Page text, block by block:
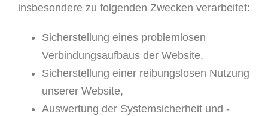
insbesondere zu folgenden Zwecken verarbeitet:
Sicherstellung eines problemlosen
Verbindungsaufbaus der Website,
Sicherstellung einer reibungslosen Nutzung
unserer Website,
Auswertung der Systemsicherheit und -